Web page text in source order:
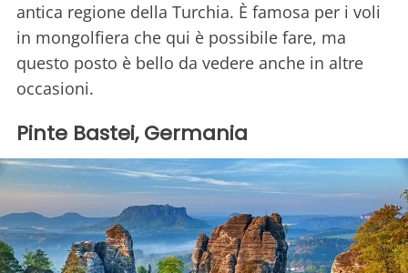
antica regione della Turchia. È famosa per i voli
in mongolfiera che qui è possibile fare, ma
questo posto è bello da vedere anche in altre
occasioni.
Pinte Bastei, Germania